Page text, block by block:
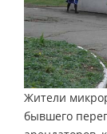
Жители
бывшего